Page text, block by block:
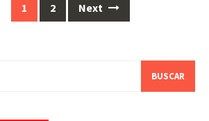
1 2 Next